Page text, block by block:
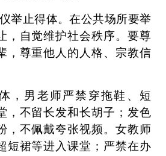
举止得体。在公共场所要举
，自觉维护社会秩序。要尊
，尊重他人的人格、宗教信
，男老师严禁穿拖鞋、短
，不留长发和长胡子； 发色
， 不佩戴夸张视频。女教师
短裙等进入课堂 ；严禁在办